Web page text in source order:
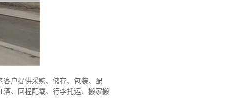
户提供采购、储存、包装、配
、回程配载、行李托运、搬家搬